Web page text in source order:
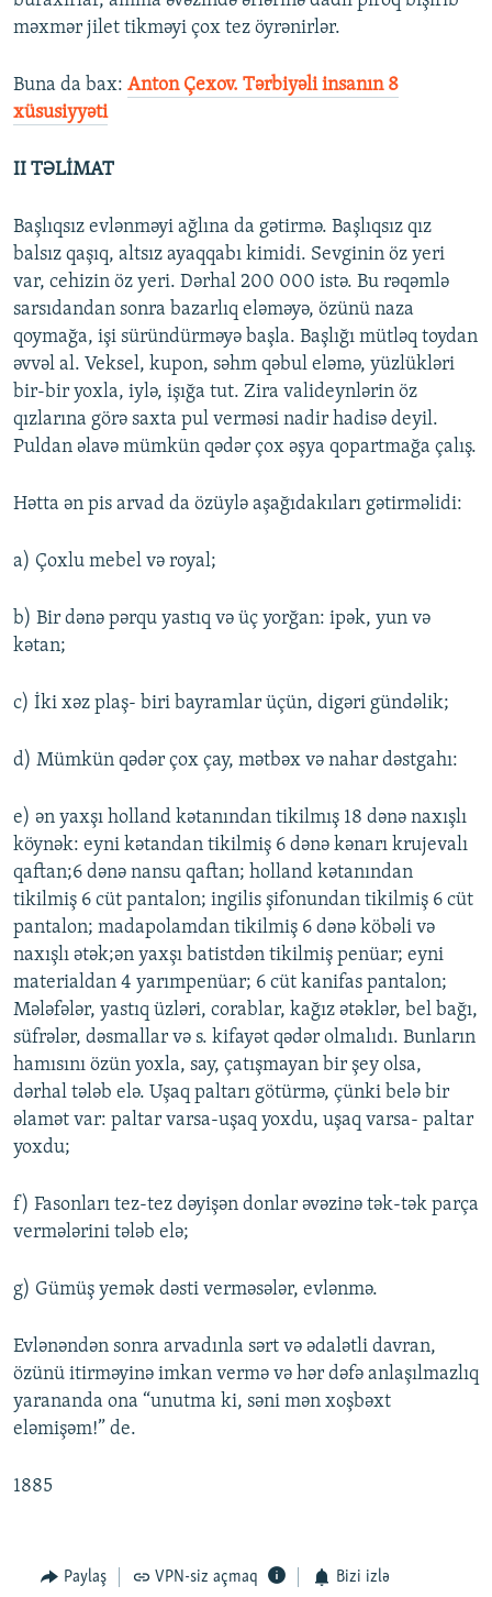
məxmər jilet tikməyi çox tez öyrənirlər.
Buna da bax: Anton Çexov. Tərbiyəli insanın 8
xüsusiyyəti
II TƏLİMAT
Başlıqsız evlənməyi ağlına da gətirmə. Başlıqsız qız
balsız qaşıq, altsız ayaqqabı kimidi. Sevginin öz yeri
var, cehizin öz yeri. Dərhal 200 000 istə. Bu rəqəmlə
sarsıdandan sonra bazarlıq eləməyə, özünü naza
qoymağa, işi süründürməyə başla. Başlığı mütləq toydan
əvvəl al. Veksel, kupon, səhm qəbul eləmə, yüzlükləri
bir-bir yoxla, iylə, işığa tut. Zira valideynlərin öz
qızlarına görə saxta pul verməsi nadir hadisə deyil.
Puldan əlavə mümkün qədər çox əşya qopartmağa çalış.
Hətta ən pis arvad da özüylə aşağıdakıları gətirməlidi:
a) Çoxlu mebel və royal;
b) Bir dənə pərqu yastıq və üç yorğan: ipək, yun və
kətan;
c) İki xəz plaş- biri bayramlar üçün, digəri gündəlik;
d) Mümkün qədər çox çay, mətbəx və nahar dəstgahı:
e) ən yaxşı holland kətanından tikilmış 18 dənə naxışlı
köynək: eyni kətandan tikilmiş 6 dənə kənarı krujevalı
qaftan;6 dənə nansu qaftan; holland kətanından
tikilmiş 6 cüt pantalon; ingilis şifonundan tikilmiş 6 cüt
pantalon; madapolamdan tikilmiş 6 dənə köbəli və
naxışlı ətək;ən yaxşı batistdən tikilmiş penüar; eyni
materialdan 4 yarımpenüar; 6 cüt kanifas pantalon;
Mələfələr, yastıq üzləri, corablar, kağız ətəklər, bel bağı,
süfrələr, dəsmallar və s. kifayət qədər olmalıdı. Bunların
hamısını özün yoxla, say, çatışmayan bir şey olsa,
dərhal tələb elə. Uşaq paltarı götürmə, çünki belə bir
əlamət var: paltar varsa-uşaq yoxdu, uşaq varsa- paltar
yoxdu;
f) Fasonları tez-tez dəyişən donlar əvəzinə tək-tək parça
vermələrini tələb elə;
g) Gümüş yemək dəsti verməsələr, evlənmə.
Evlənəndən sonra arvadınla sərt və ədalətli davran,
özünü itirməyinə imkan vermə və hər dəfə anlaşılmazlıq
yarananda ona “unutma ki, səni mən xoşbəxt
eləmişəm!” de.
1885
Paylaş VPN-siz açmaq Bizi izlə